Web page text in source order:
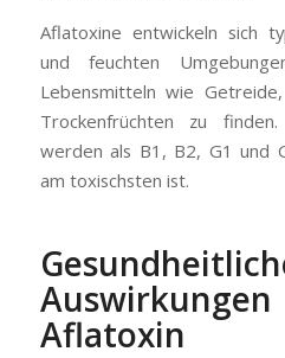
Aflatoxine entwickeln sich
und feuchten
Lebensmitteln wie
Trockenfrüchten zu
werden als B1, B2, G1 und
am toxischsten ist.
Aflatoxin